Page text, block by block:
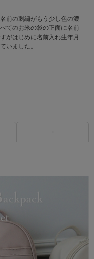
前の刺繡がもう少し色の濃
てのお米の袋の正面に名前
がはじめに名前入れ生年月
いました。